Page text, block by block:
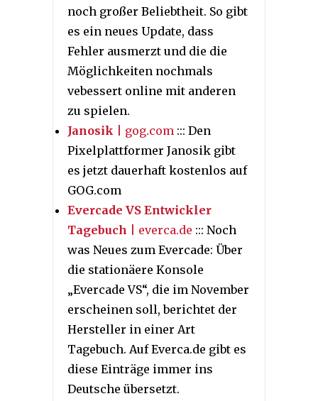
noch großer Beliebtheit. So gibt
es ein neues Update, dass
Fehler ausmerzt und die die
Möglichkeiten nochmals
vebessert online mit anderen
zu spielen.
Janosik | gog.com ::: Den
Pixelplattformer Janosik gibt
es jetzt dauerhaft kostenlos auf
GOG.com
Evercade VS Entwickler
Tagebuch | everca.de ::: Noch
was Neues zum Evercade: Über
die stationäere Konsole
„Evercade VS“, die im November
erscheinen soll, berichtet der
Hersteller in einer Art
Tagebuch. Auf Everca.de gibt es
diese Einträge immer ins
Deutsche übersetzt.